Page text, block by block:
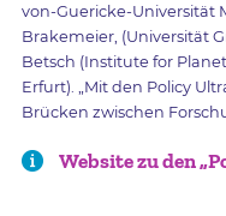
von-Guericke-Universität
Brakemeier, (Universität
Betsch (Institute for
Erfurt). „Mit den Policy
Brücken zwischen
Website zu den